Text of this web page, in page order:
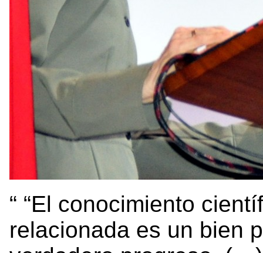
“El conocimiento
relacionada es un bien